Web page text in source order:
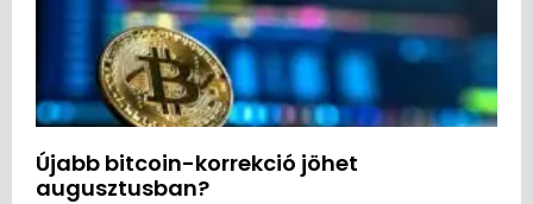
Újabb bitcoin-korrekció jöhet
augusztusban?